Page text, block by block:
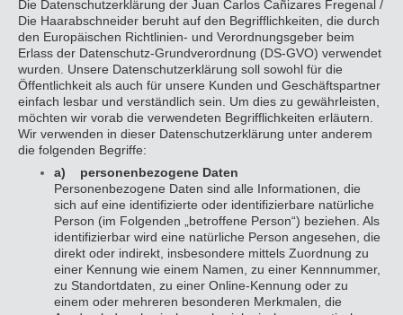
Die Datenschutzerklärung der Juan Carlos Cañizares Fregenal /
Die Haarabschneider beruht auf den Begrifflichkeiten, die durch
den Europäischen Richtlinien- und Verordnungsgeber beim
Erlass der Datenschutz-Grundverordnung (DS-GVO) verwendet
wurden. Unsere Datenschutzerklärung soll sowohl für die
Öffentlichkeit als auch für unsere Kunden und Geschäftspartner
einfach lesbar und verständlich sein. Um dies zu gewährleisten,
möchten wir vorab die verwendeten Begrifflichkeiten erläutern.
Wir verwenden in dieser Datenschutzerklärung unter anderem
die folgenden Begriffe:
a) personenbezogene Daten
Personenbezogene Daten sind alle Informationen, die
sich auf eine identifizierte oder identifizierbare natürliche
Person (im Folgenden „betroffene Person“) beziehen. Als
identifizierbar wird eine natürliche Person angesehen, die
direkt oder indirekt, insbesondere mittels Zuordnung zu
einer Kennung wie einem Namen, zu einer Kennnummer,
zu Standortdaten, zu einer Online-Kennung oder zu
einem oder mehreren besonderen Merkmalen, die